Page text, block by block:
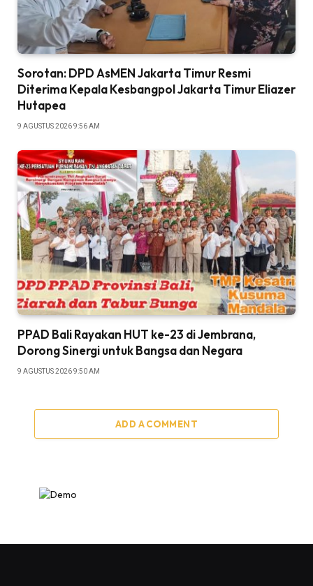
Sorotan: DPD AsMEN Jakarta Timur Resmi
Diterima Kepala Kesbangpol Jakarta Timur Eliazer
Hutapea
9 AGUSTUS 2026 9:56 AM
PPAD Bali Rayakan HUT ke-23 di Jembrana,
Dorong Sinergi untuk Bangsa dan Negara
9 AGUSTUS 2026 9:50 AM
ADD A COMMENT